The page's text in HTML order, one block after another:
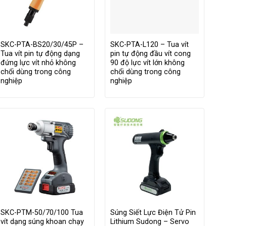
SKC-PTA-BS20/30/45P –
Tua vít pin tự động dạng
đứng lực vít nhỏ không
chổi dùng trong công
nghiệp
SKC-PTA-L120 – Tua vít
pin tự động đầu vít cong
90 độ lực vít lớn không
chổi dùng trong công
nghiệp
SKC-PTM-50/70/100 Tua
vít dạng súng khoan chạy
Súng Siết Lực Điện Tử Pin
Lithium Sudong – Servo